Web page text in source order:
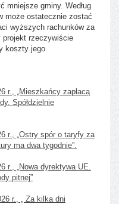
mniejsze gminy. Według
może ostatecznie zostać
wyższych rachunków za
rzeczywiście
koszty jego
r., „Mieszkańcy zapłacą
Spółdzielnie
r., „Ostry spór o taryfy za
ma dwa tygodnie”.
r., „Nowa dyrektywa UE.
pitnej”
r., „ Za kilka dni